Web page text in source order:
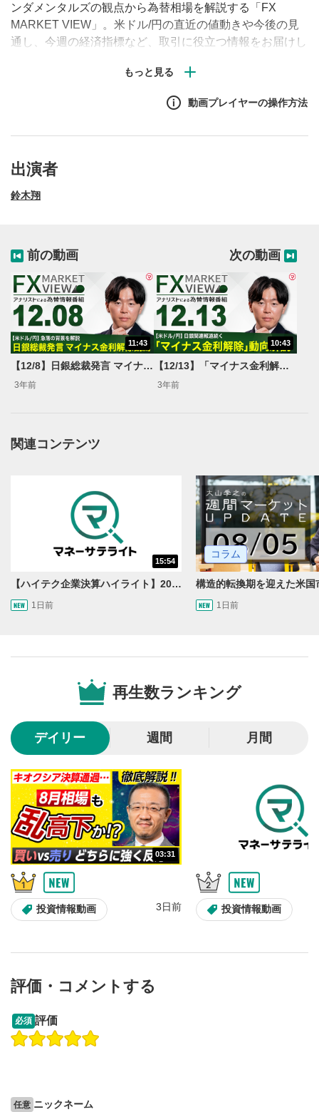
ンダメンタルズの観点から為替相場を解説する「FX
MARKET VIEW」。米ドル/円の直近の値動きや今後の見
通し、今週の経済指標など、取引に役立つ情報をお届けし
動画プレイヤーの操作方法
1
動画再生エリア
動画再生エリアにマウスを乗せると表示されます。
動画を再生または一時停止します。
10秒戻し/10秒送り
10秒、動画を巻き戻し/早送りします。
再生位置を示しています。再生したい位置をクリック
するとその位置から動画が再生されます。
スライダーを上下すると音量が調整できます。
全画面表示
動画が全画面で表示されます。再度クリックすると元
のサイズに戻ります。
出演者
鈴木翔
前の動画
11:43
【12/8】日銀総裁発言 マイナス金利解除観測＜FX MARKET VIEW＞
3年前
次の動画
10:43
【12/13】「マイナス金利解除」動向解説＜FX MARKET VIEW＞
3年前
関連コンテンツ
15:54
【ハイテク企業決算ハイライト】2027年分のメモリに売切れ報道!?＜米国マーケットダイジェスト8/5号＞
1日前
コラム
1日前
再生数ランキング
デイリー 週間 月間
03:31
投資情報動画 3日前 投資情報動画
操作説明動画
評価・コメントする
必須 評価
任意 ニックネーム